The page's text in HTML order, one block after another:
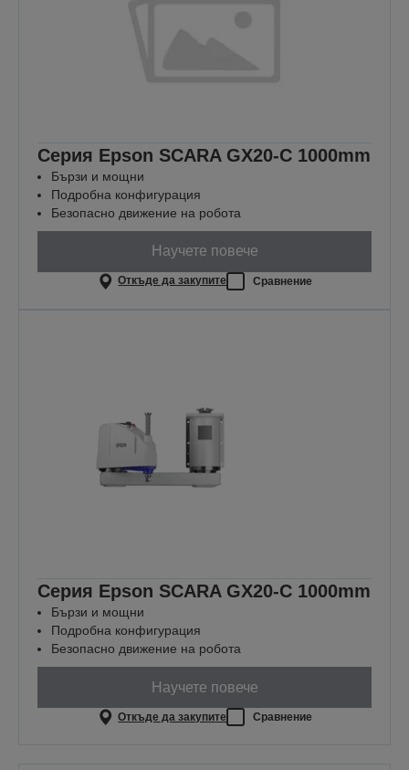
Серия Epson SCARA GX20-C 1000mm
Бързи и мощни
Подробна конфигурация
Безопасно движение на робота
Научете повече
Откъде да закупите Сравнение
Серия Epson SCARA GX20-C 1000mm
Бързи и мощни
Подробна конфигурация
Безопасно движение на робота
Научете повече
Откъде да закупите Сравнение